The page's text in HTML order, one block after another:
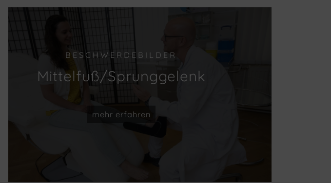
BESCHWERDEBILDER
Mittelfuß/Sprunggelenk
mehr erfahren